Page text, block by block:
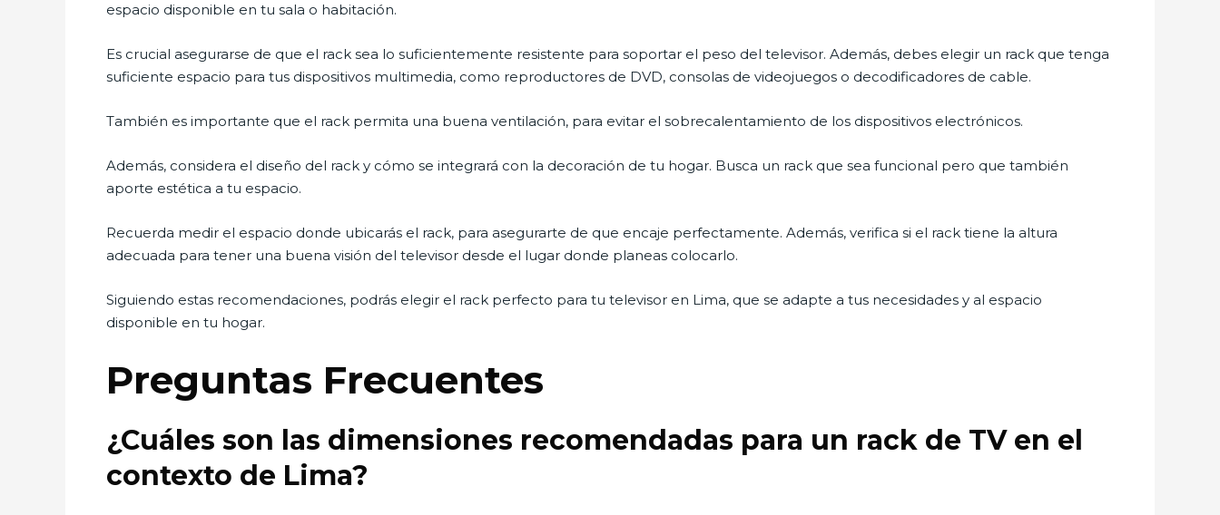
espacio disponible en tu sala o habitación.
Es crucial asegurarse de que el rack sea lo suficientemente resistente para soportar el peso del televisor. Además, debes elegir un rack que tenga
suficiente espacio para tus dispositivos multimedia, como reproductores de DVD, consolas de videojuegos o decodificadores de cable.
También es importante que el rack permita una buena ventilación, para evitar el sobrecalentamiento de los dispositivos electrónicos.
Además, considera el diseño del rack y cómo se integrará con la decoración de tu hogar. Busca un rack que sea funcional pero que también
aporte estética a tu espacio.
Recuerda medir el espacio donde ubicarás el rack, para asegurarte de que encaje perfectamente. Además, verifica si el rack tiene la altura
adecuada para tener una buena visión del televisor desde el lugar donde planeas colocarlo.
Siguiendo estas recomendaciones, podrás elegir el rack perfecto para tu televisor en Lima, que se adapte a tus necesidades y al espacio
disponible en tu hogar.
Preguntas Frecuentes
¿Cuáles son las dimensiones recomendadas para un rack de TV en el
contexto de Lima?